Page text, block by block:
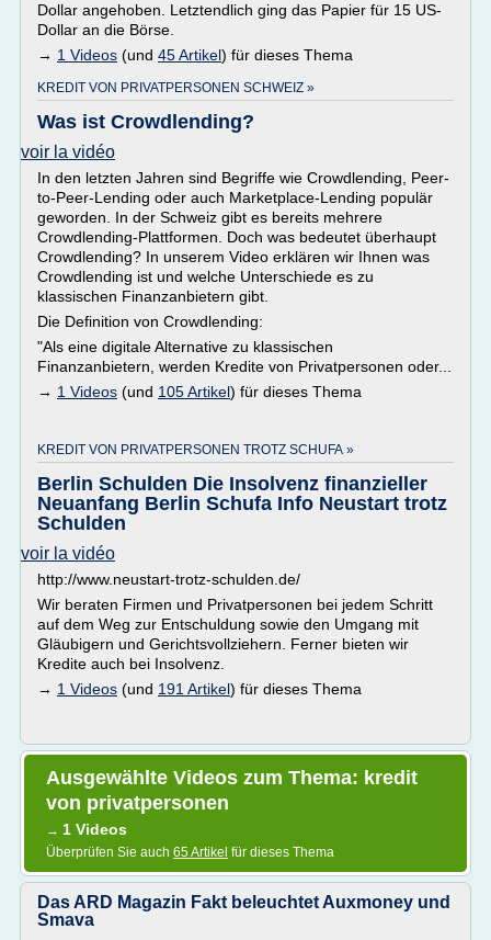
Dollar angehoben. Letztendlich ging das Papier für 15 US-
Dollar an die Börse.
→ 1 Videos (und 45 Artikel) für dieses Thema
KREDIT VON PRIVATPERSONEN SCHWEIZ »
Was ist Crowdlending?
voir la vidéo
In den letzten Jahren sind Begriffe wie Crowdlending, Peer-
to-Peer-Lending oder auch Marketplace-Lending populär
geworden. In der Schweiz gibt es bereits mehrere
Crowdlending-Plattformen. Doch was bedeutet überhaupt
Crowdlending? In unserem Video erklären wir Ihnen was
Crowdlending ist und welche Unterschiede es zu
klassischen Finanzanbietern gibt.
Die Definition von Crowdlending:
"Als eine digitale Alternative zu klassischen
Finanzanbietern, werden Kredite von Privatpersonen oder...
→ 1 Videos (und 105 Artikel) für dieses Thema
KREDIT VON PRIVATPERSONEN TROTZ SCHUFA »
Berlin Schulden Die Insolvenz finanzieller
Neuanfang Berlin Schufa Info Neustart trotz
Schulden
voir la vidéo
http://www.neustart-trotz-schulden.de/
Wir beraten Firmen und Privatpersonen bei jedem Schritt
auf dem Weg zur Entschuldung sowie den Umgang mit
Gläubigern und Gerichtsvollziehern. Ferner bieten wir
Kredite auch bei Insolvenz.
→ 1 Videos (und 191 Artikel) für dieses Thema
Ausgewählte Videos zum Thema: kredit
von privatpersonen
→ 1 Videos
Überprüfen Sie auch 65 Artikel für dieses Thema
Das ARD Magazin Fakt beleuchtet Auxmoney und
Smava